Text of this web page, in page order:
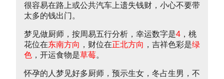
很容易在路上或公共汽车上遗失钱财，小心不要带
太多的钱出门。
梦见做厨师，按周易五行分析，幸运数字是4 ，桃
花位在东南方向 ，财位在正北方向 ，吉祥色彩是绿
色 ，开运食物是草莓。
怀孕的人梦见好多厨师，预示生女，冬占生男，不